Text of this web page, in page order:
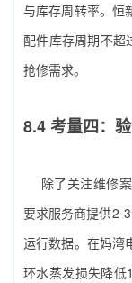
与库存周转率。恒
配件库存周期不超
抢修需求。
8.4 考量四：
除了关注维修
要求服务商提供2-
运行数据。在妈湾
环水蒸发损失降低